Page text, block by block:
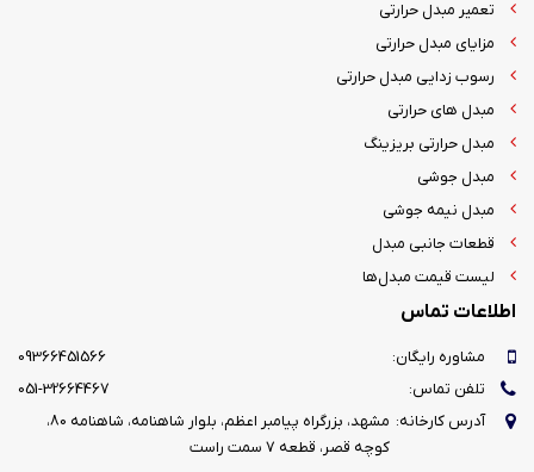
تعمیر مبدل حرارتی
مزایای مبدل حرارتی
رسوب زدایی مبدل حرارتی
مبدل های حرارتی
مبدل حرارتی بریزینگ
مبدل جوشی
مبدل نیمه جوشی
قطعات جانبی مبدل
لیست قیمت مبدل‌ها
اطلاعات تماس
مشاوره رایگان:
09366451566
تلفن تماس:
051-32664467
آدرس کارخانه:
مشهد، بزرگراه پیامبر اعظم، بلوار شاهنامه، شاهنامه 80،
کوچه قصر، قطعه 7 سمت راست